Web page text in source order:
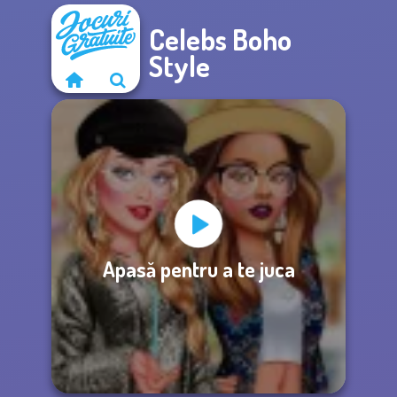
Celebs Boho
Style
Apasă pentru a te juca